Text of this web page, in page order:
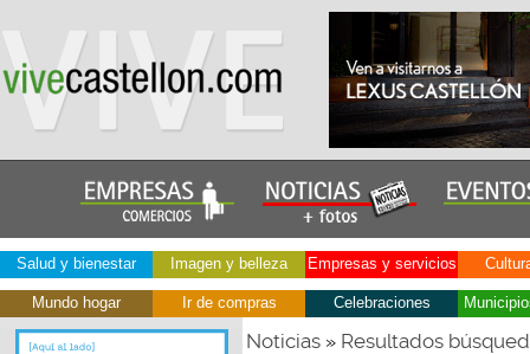
Salud y bienestar Imagen y belleza Empresas y servicios
Mundo hogar Ir de compras Celebraciones
Noticias» Resultados